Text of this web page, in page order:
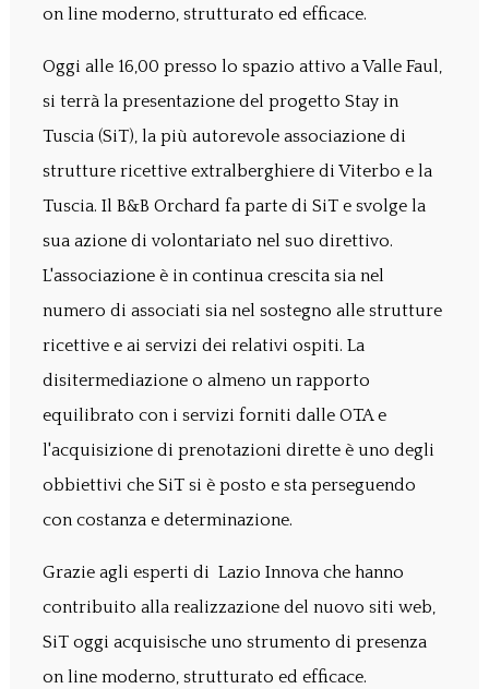
on line moderno, strutturato ed efficace.
Oggi alle 16,00 presso lo spazio attivo a Valle Faul,
si terrà la presentazione del progetto Stay in
Tuscia (SiT), la più autorevole associazione di
strutture ricettive extralberghiere di Viterbo e la
Tuscia. Il B&B Orchard fa parte di SiT e svolge la
sua azione di volontariato nel suo direttivo.
L'associazione è in continua crescita sia nel
numero di associati sia nel sostegno alle strutture
ricettive e ai servizi dei relativi ospiti. La
disitermediazione o almeno un rapporto
equilibrato con i servizi forniti dalle OTA e
l'acquisizione di prenotazioni dirette è uno degli
obbiettivi che SiT si è posto e sta perseguendo
con costanza e determinazione.
Grazie agli esperti di Lazio Innova che hanno
contribuito alla realizzazione del nuovo siti web,
SiT oggi acquisische uno strumento di presenza
on line moderno, strutturato ed efficace.